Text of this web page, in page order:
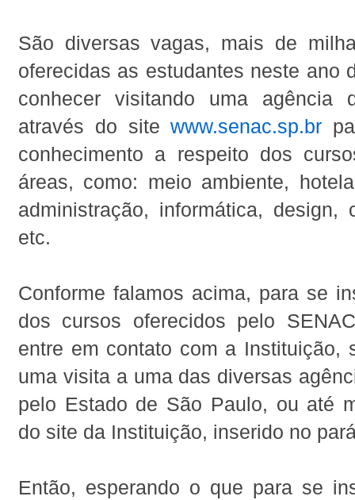
São diversas vagas, mais de
oferecidas as estudantes neste ano
conhecer visitando uma agência
através do sitewww.senac.sp.br
conhecimento a respeito dos
áreas, como: meio ambiente,
administração, informática, design,
etc.
Conforme falamos acima, para se
dos cursos oferecidos pelo
entre em contato com a Instituição,
uma visita a uma das diversas
pelo Estado de São Paulo, ou até
do site da Instituição, inserido no
Então, esperando o que para se